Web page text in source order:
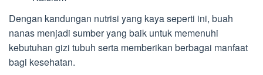
Dengan kandungan nutrisi yang kaya seperti ini, buah
nanas menjadi sumber yang baik untuk memenuhi
kebutuhan gizi tubuh serta memberikan berbagai manfaat
bagi kesehatan.